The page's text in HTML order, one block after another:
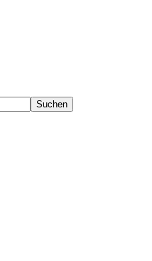
Suchen